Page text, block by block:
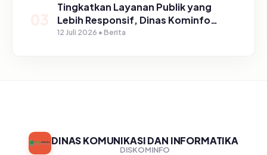
Tingkatkan Layanan Publik yang
Lebih Responsif, Dinas Kominfo
Gelar Sosialisasi SP4N Lapor di
12 Juli 2026 • Berita
DINAS KOMUNIKASI DAN INFORMATIKA
DISKOMINFO